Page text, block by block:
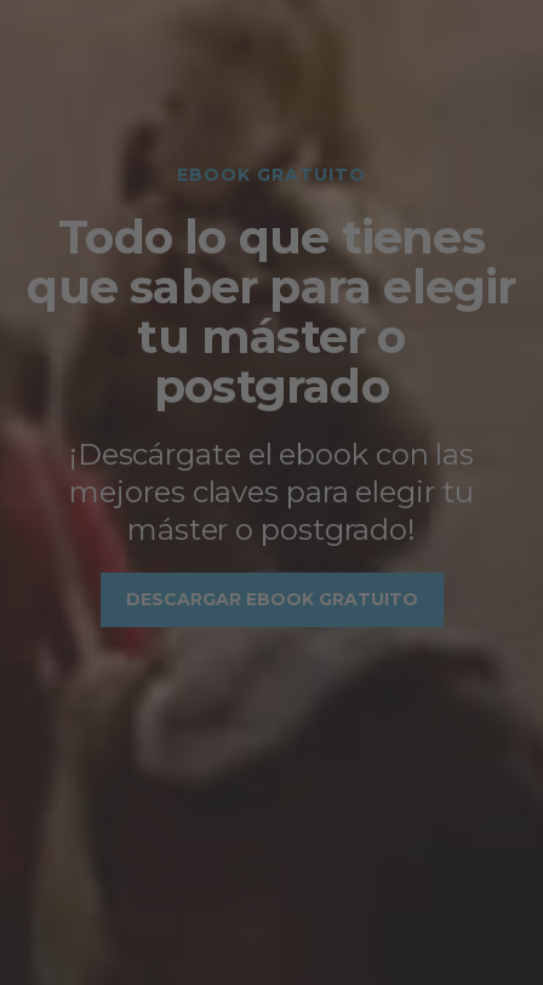
EBOOK GRATUITO
Todo lo que tienes
que saber para elegir
tu máster o
postgrado
¡Descárgate el ebook con las
mejores claves para elegir tu
máster o postgrado!
DESCARGAR EBOOK GRATUITO